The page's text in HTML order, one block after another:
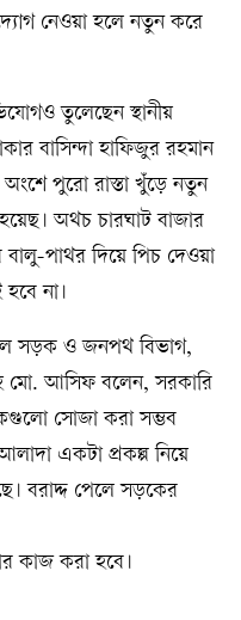
নেওয়া হলে নতুন করে
তুলেছেন স্থানীয়
বাসিন্দা হাফিজুর রহমান
পুরো রাস্তা খুঁড়ে নতুন
অথচ চারঘাট বাজার
পাথর দিয়ে পিচ দেওয়া
না।
সড়ক ও জনপথ বিভাগ,
মো. আসিফ বলেন, সরকারি
সোজা করা সম্ভব
একটা প্রকল্প নিয়ে
বরাদ্দ পেলে সড়কের
কাজ করা হবে।